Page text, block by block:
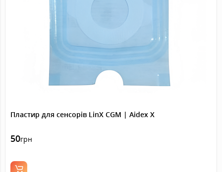
Пластир для сенсорів LinX CGM | Aidex X
50грн